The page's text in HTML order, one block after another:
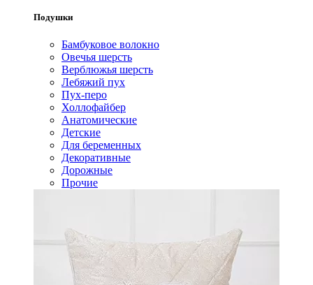
Подушки
Бамбуковое волокно
Овечья шерсть
Верблюжья шерсть
Лебяжий пух
Пух-перо
Холлофайбер
Анатомические
Детские
Для беременных
Декоративные
Дорожные
Прочие